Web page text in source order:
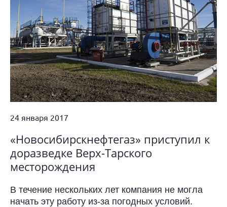
24 января 2017
«Новосибирскнефтегаз» приступил к
доразведке Верх-Тарского
месторождения
В течение нескольких лет компания не могла
начать эту работу из-за погодных условий.